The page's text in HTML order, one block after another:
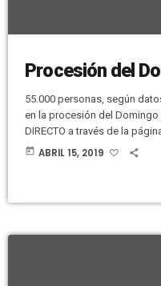
Procesión del
55.000 personas, según
en la procesión del
DIRECTO a través de la
Cofradías y Hermandades,
today ABRIL 15, 2019